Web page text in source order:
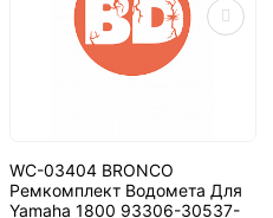
WC-03404 BRONCO
Ремкомплект Водомета Для
Yamaha 1800 93306-30537-